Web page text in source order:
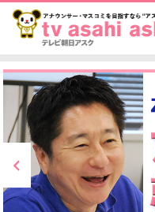
気象予報士養成
Prev